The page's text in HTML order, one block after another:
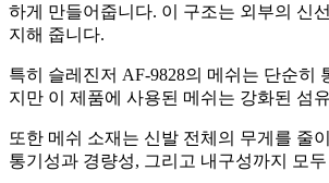
하게 만들어줍니다. 이 구조는 외부의 신
지해 줍니다.
특히 슬레진저 AF-9828의 메쉬는 단순
지만 이 제품에 사용된 메쉬는 강화된 섬
또한 메쉬 소재는 신발 전체의 무게를 줄
통기성과 경량성, 그리고 내구성까지 모